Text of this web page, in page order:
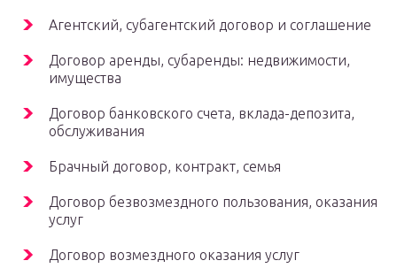
Агентский, субагентский договор и соглашение
Договор аренды, субаренды: недвижимости,
имущества
Договор банковского счета, вклада-депозита,
обслуживания
Брачный договор, контракт, семья
Договор безвозмездного пользования, оказания
услуг
Договор возмездного оказания услуг